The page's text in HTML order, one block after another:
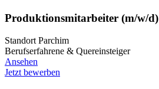
Produktionsmitarbeiter (m/w/d)
Standort Parchim
Berufserfahrene & Quereinsteiger
Ansehen
Jetzt bewerben